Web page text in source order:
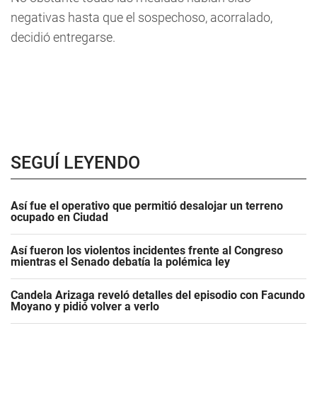
negativas hasta que el sospechoso, acorralado,
decidió entregarse.
SEGUÍ LEYENDO
Así fue el operativo que permitió desalojar un terreno
ocupado en Ciudad
Así fueron los violentos incidentes frente al Congreso
mientras el Senado debatía la polémica ley
Candela Arizaga reveló detalles del episodio con Facundo
Moyano y pidió volver a verlo